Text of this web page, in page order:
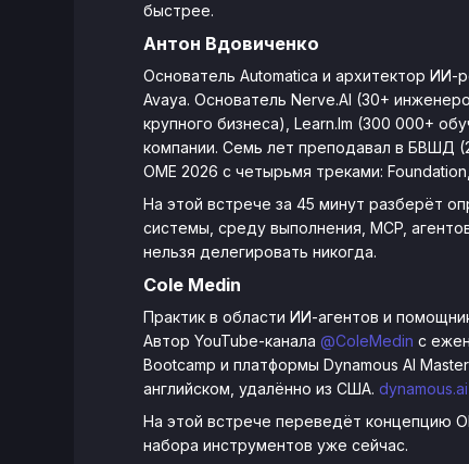
быстрее.
Антон Вдовиченко
Основатель Automatica и архитектор
Avaya. Основатель Nerve.AI (30+
крупного бизнеса), Learn.lm (300 000+
компании. Семь лет преподавал в БВШД
OME 2026 с четырьмя треками:
На этой встрече за 45 минут разберёт
системы, среду выполнения, MCP,
нельзя делегировать никогда.
Cole Medin
Практик в области ИИ-агентов и
Автор YouTube-канала @ColeMedin с
Bootcamp и платформы Dynamous AI
английском, удалённо из США. dynamous.ai
На этой встрече переведёт концепцию
набора инструментов уже сейчас.